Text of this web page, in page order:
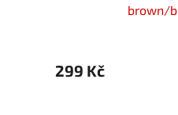
brown/
299 Kč